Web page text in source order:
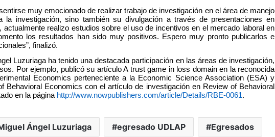
muy emocionado de realizar trabajo de investigación en el área de manejo
la investigación, sino también su divulgación a través de presentaciones en
actualmente realizo estudios sobre el uso de incentivos en el mercado laboral en
los resultados han sido muy positivos. Espero muy pronto publicarlos e
finalizó.
Luzuriaga ha tenido una destacada participación en las áreas de investigación,
Por ejemplo, publicó su artículo A trust game in loss domain en la reconocida
Economics perteneciente a la Economic Science Association (ESA) y
Behavioral Economics con el artículo de investigación en Review of Behavioral
en la página http://www.nowpublishers.com/article/Details/RBE-0061.
Ángel Luzuriaga egresado UDLAP Egresados